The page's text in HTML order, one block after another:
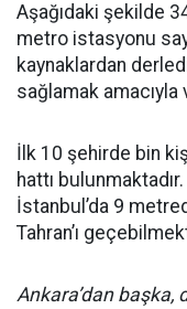
Aşağıdaki şekilde
metro istasyonu
kaynaklardan
sağlamak
İlk 10 şehirde bin
hattı
İstanbul’da 9
Tahran’ı
Ankara’dan başka,